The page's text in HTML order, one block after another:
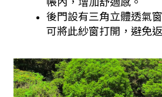
後門設有三角立體透氣
可將此紗窗打開，避免